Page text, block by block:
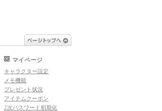
マイページ
キャラクター設定
メモ機能
プレゼント状況
アイテムクーポン
2次パスワード初期化